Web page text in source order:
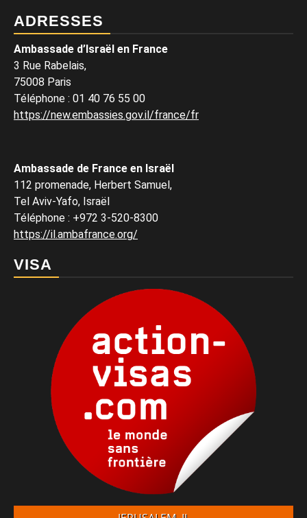
ADRESSES
Ambassade d’Israël en France
3 Rue Rabelais,
75008 Paris
Téléphone : 01 40 76 55 00
https://new.embassies.gov.il/france/fr
Ambassade de France en Israël
112 promenade, Herbert Samuel,
Tel Aviv-Yafo, Israël
Téléphone : +972 3-520-8300
https://il.ambafrance.org/
VISA